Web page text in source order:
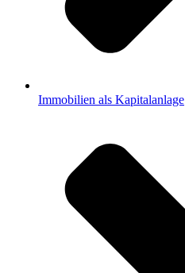
Immobilien als Kapitalanlage